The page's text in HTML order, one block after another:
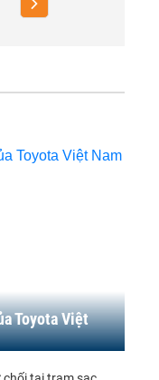
Toyota Việt